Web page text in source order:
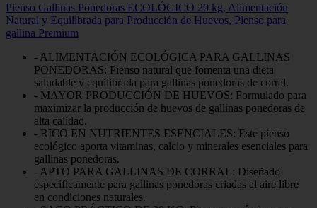
Pienso Gallinas Ponedoras ECOLÓGICO 20 kg, Alimentación
Natural y Equilibrada para Producción de Huevos, Pienso para
gallina Premium
- ALIMENTACIÓN ECOLÓGICA PARA GALLINAS
PONEDORAS: Pienso natural que fomenta una dieta
saludable y equilibrada para gallinas ponedoras de corral.
- MAYOR PRODUCCIÓN DE HUEVOS: Formulado para
maximizar la producción de huevos de gallinas ponedoras de
alta calidad.
- RICO EN NUTRIENTES ESENCIALES: Este pienso
ecológico aporta vitaminas, calcio y minerales esenciales para
gallinas ponedoras.
- APTO PARA GALLINAS DE CORRAL: Diseñado
específicamente para gallinas ponedoras criadas al aire libre
en condiciones naturales.